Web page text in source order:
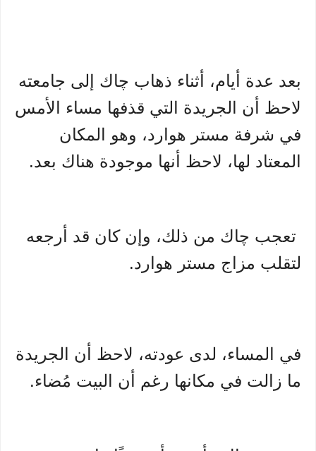
بعد عدة أيام، أثناء ذهاب چاك إلى جامعته
لاحظ أن الجريدة التي قذفها مساء الأمس
في شرفة مستر هوارد، وهو المكان
المعتاد لها، لاحظ أنها موجودة هناك بعد.
تعجب چاك من ذلك، وإن كان قد أرجعه
لتقلب مزاج مستر هوارد.
في المساء، لدى عودته، لاحظ أن الجريدة
ما زالت في مكانها رغم أن البيت مُضاء.